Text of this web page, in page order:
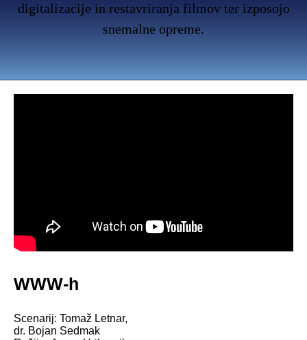
digitalizacije in restavriranja filmov ter izposojo
snemalne opreme.
WWW-h
Scenarij: Tomaž Letnar,
dr. Bojan Sedmak